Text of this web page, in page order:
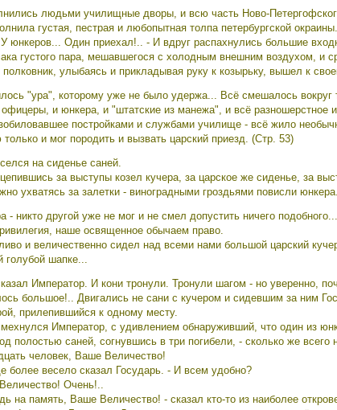
людьми училищные дворы, и всю часть Ново-
густая, пестрая и любопытная толпа петербургской окраины.
юнкеров... Один приехал!.. - И вдруг распахнулись большие
густого пара, мешавшегося с холодным внешним воздухом, и
полковник, улыбаясь и прикладывая руку к козырьку, вышел к
"ура", которому уже не было удержа... Всё смешалось вокруг
офицеры, и юнкера, и "штатские из манежа", и всё разношерстное
постройками и службами училище - всё жило
и мог породить и вызвать царский приезд. (Стр. 53)
на сиденье саней.
за выступы козел кучера, за царское же сиденье, за
ухватясь за залетки - виноградными гроздьями повисли юнкера.
- никто другой уже не мог и не смел допустить ничего
наше освященное обычаем право.
и величественно сидел над всеми нами большой царский
голубой шапке...
Император. И кони тронули. Тронули шагом - но уверенно,
большое!.. Двигались не сани с кучером и сидевшим за ним
прилепившийся к одному месту.
Император, с удивлением обнаруживший, что один из
полостью саней, согнувшись в три погибели, - сколько же всего
человек, Ваше Величество!
более весело сказал Государь. - И всем удобно?
Очень!..
на память, Ваше Величество! - сказал кто-то из наиболее